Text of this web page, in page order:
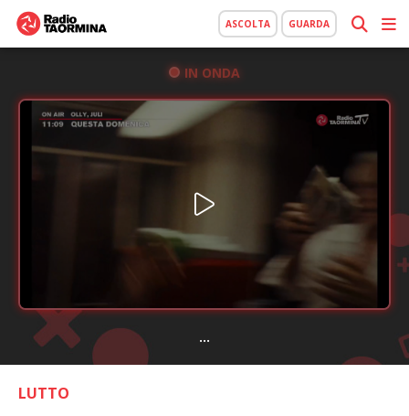
ASCOLTA GUARDA
IN ONDA
...
LUTTO